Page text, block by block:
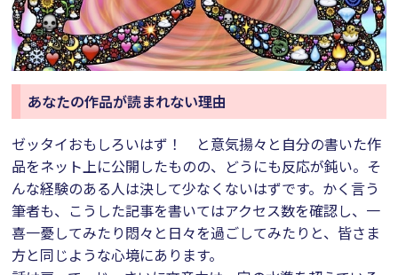
あなたの作品が読まれない理由
ゼッタイおもしろいはず！ と意気揚々と自分の書いた作
品をネット上に公開したものの、どうにも反応が鈍い。そ
んな経験のある人は決して少なくないはずです。かく言う
筆者も、こうした記事を書いてはアクセス数を確認し、一
喜一憂してみたり悶々と日々を過ごしてみたりと、皆さま
方と同じような心境にあります。